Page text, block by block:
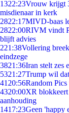
1322:23Vrouw krijgt
misdienaar in kerk
2822:17MIVD-baas
2822:00RIVM vindt
blijft advies
221:38Vollering
eindzege
3821:36Iran stelt zes
5321:27Trump wil
41 20:56Random Pics
4320:00XR blokkeert
aanhouding
1417:23Geen 'happy